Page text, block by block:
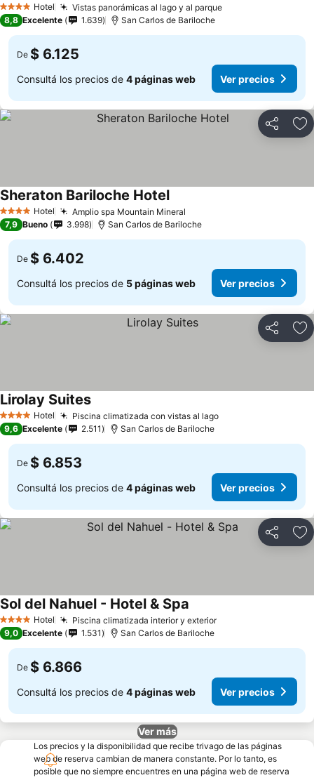
4 EstrellasHotel Vistas panorámicas al lago y al parque
8,8 Excelente 1.639 San Carlos de Bariloche
De $ 6.125
Consultá los precios de 4 páginas web Ver precios
Compartir
4 EstrellasHotel Amplio spa Mountain Mineral
Sheraton Bariloche Hotel
7,9 Bueno 3.998 San Carlos de Bariloche
De $ 6.402
Consultá los precios de 5 páginas web Ver precios
Compartir
4 EstrellasHotel Piscina climatizada con vistas al lago
Lirolay Suites
9,6 Excelente 2.511 San Carlos de Bariloche
De $ 6.853
Consultá los precios de 4 páginas web Ver precios
Compartir
4 EstrellasHotel Piscina climatizada interior y exterior
Sol del Nahuel - Hotel & Spa
9,0 Excelente 1.531 San Carlos de Bariloche
De $ 6.866
Consultá los precios de 4 páginas web Ver precios
Ver más
Los precios y la disponibilidad que recibe trivago de las páginas
web de reserva cambian de manera constante. Por lo tanto, es
posible que no siempre encuentres en una página web de reserva